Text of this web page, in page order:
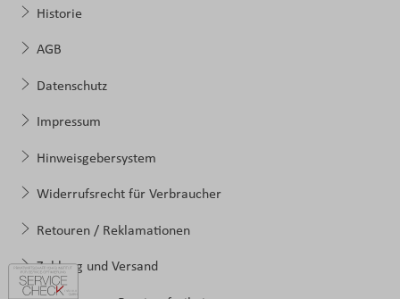
Historie
AGB
Datenschutz
Impressum
Hinweisgebersystem
Widerrufsrecht für Verbraucher
Retouren / Reklamationen
Zahlung und Versand